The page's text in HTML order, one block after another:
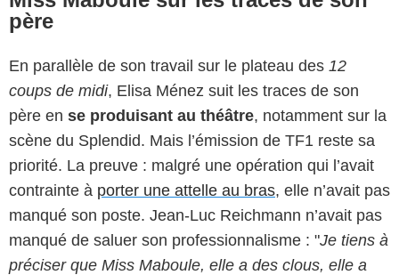
père
En parallèle de son travail sur le plateau des 12
coups de midi, Elisa Ménez suit les traces de son
père en se produisant au théâtre, notamment sur la
scène du Splendid. Mais l’émission de TF1 reste sa
priorité. La preuve : malgré une opération qui l’avait
contrainte à porter une attelle au bras, elle n’avait pas
manqué son poste. Jean-Luc Reichmann n’avait pas
manqué de saluer son professionnalisme : "Je tiens à
préciser que Miss Maboule, elle a des clous, elle a